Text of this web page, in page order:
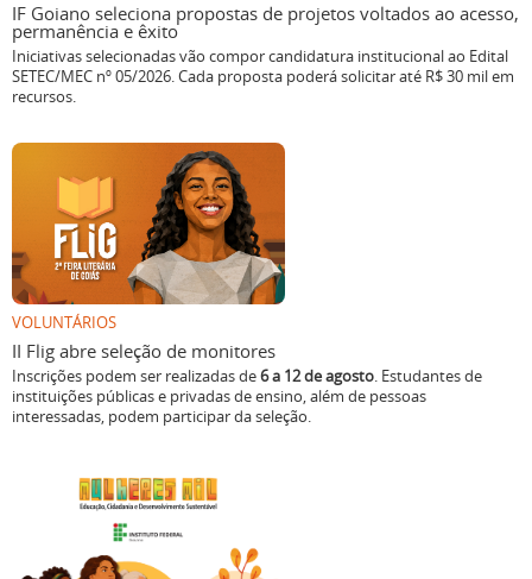
IF Goiano seleciona propostas de projetos voltados ao acesso,
permanência e êxito
Iniciativas selecionadas vão compor candidatura institucional ao Edital
SETEC/MEC nº 05/2026. Cada proposta poderá solicitar até R$ 30 mil em
recursos.
VOLUNTÁRIOS
II Flig abre seleção de monitores
Inscrições podem ser realizadas de6 a 12 de agosto. Estudantes de
instituições públicas e privadas de ensino, além de pessoas
interessadas, podem participar da seleção.